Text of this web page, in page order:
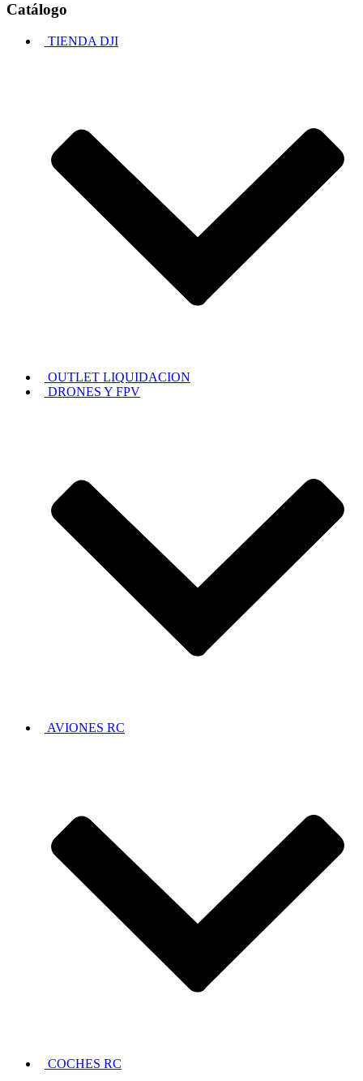
Catálogo
TIENDA DJI
OUTLET LIQUIDACION
DRONES Y FPV
AVIONES RC
COCHES RC